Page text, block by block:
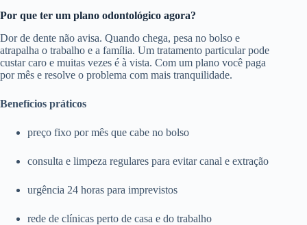
Por que ter um plano odontológico agora?
Dor de dente não avisa. Quando chega, pesa no bolso e
atrapalha o trabalho e a família. Um tratamento particular pode
custar caro e muitas vezes é à vista. Com um plano você paga
por mês e resolve o problema com mais tranquilidade.
Benefícios práticos
preço fixo por mês que cabe no bolso
consulta e limpeza regulares para evitar canal e extração
urgência 24 horas para imprevistos
rede de clínicas perto de casa e do trabalho